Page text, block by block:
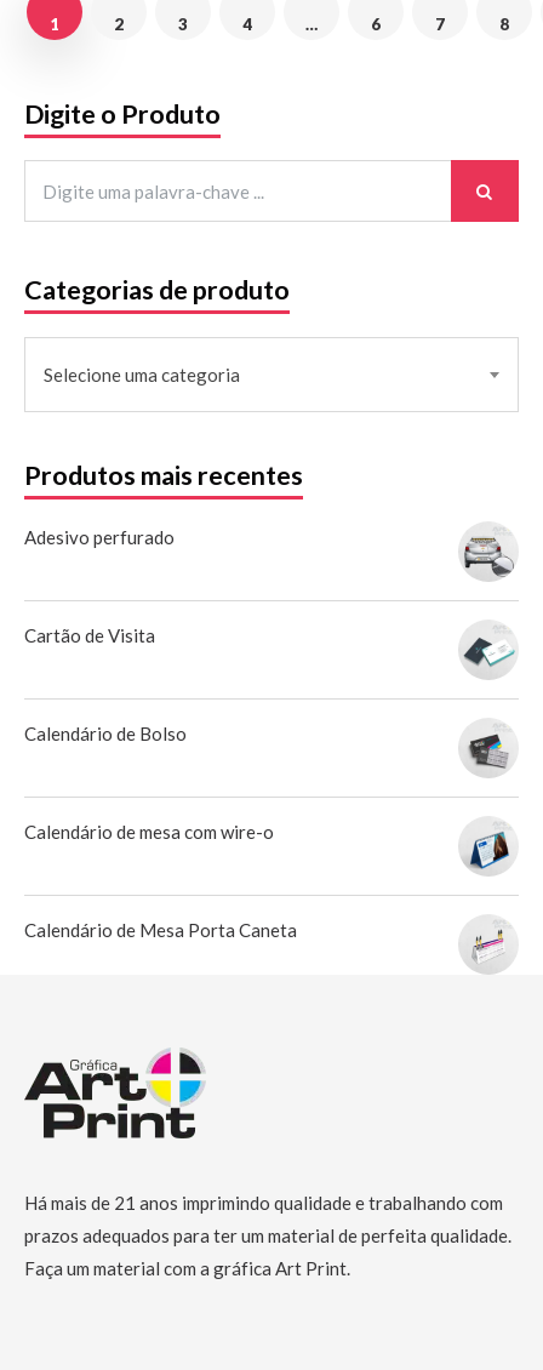
1 2 3 4 … 6 7 8
Digite o Produto
Categorias de produto
Selecione uma categoria
Produtos mais recentes
Adesivo perfurado
Cartão de Visita
Calendário de Bolso
Calendário de mesa com wire-o
Calendário de Mesa Porta Caneta
Há mais de 21 anos imprimindo qualidade e trabalhando com
prazos adequados para ter um material de perfeita qualidade.
Faça um material com a gráfica Art Print.